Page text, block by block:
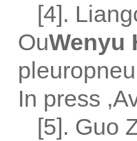
[4].
OuWenyu
In press
[5]. Guo